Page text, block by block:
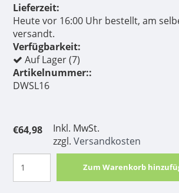
Lieferzeit:
Heute vor 16:00 Uhr bestellt, am
versandt.
Verfügbarkeit:
Auf Lager (7)
Artikelnummer::
DWSL16
€64,98
Inkl. MwSt.
zzgl. Versandkosten
Zum Warenkorb